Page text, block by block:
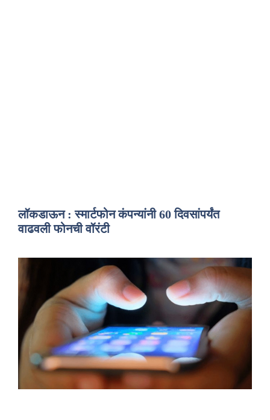
लॉकडाऊन : स्मार्टफोन कंपन्यांनी 60 दिवसांपर्यंत
वाढवली फोनची वॉरंटी